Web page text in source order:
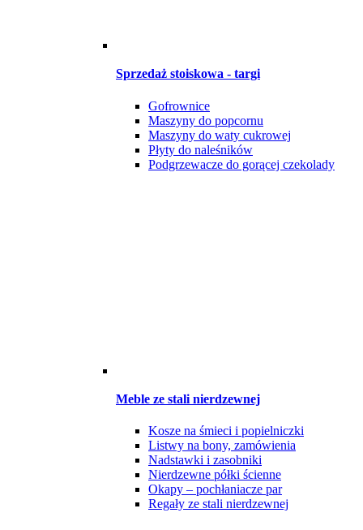
Sprzedaż stoiskowa - targi
Gofrownice
Maszyny do popcornu
Maszyny do waty cukrowej
Płyty do naleśników
Podgrzewacze do gorącej czekolady
Meble ze stali nierdzewnej
Kosze na śmieci i popielniczki
Listwy na bony, zamówienia
Nadstawki i zasobniki
Nierdzewne półki ścienne
Okapy – pochłaniacze par
Regały ze stali nierdzewnej